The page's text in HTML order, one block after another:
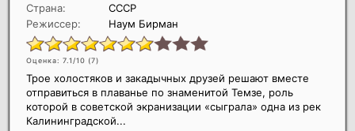
Страна:
СССР
Режиссер:
Наум Бирман
Оценка: 7.1/10 (7)
Трое холостяков и закадычных друзей решают вместе
отправиться в плаванье по знаменитой Темзе, роль
которой в советской экранизации «сыграла» одна из рек
Калининградской...